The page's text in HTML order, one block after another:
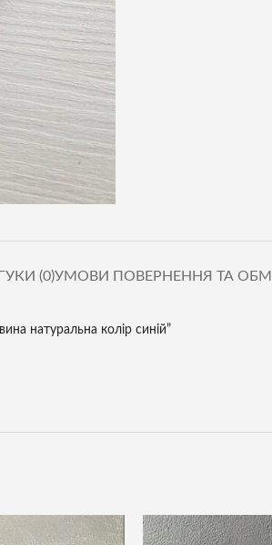
(0)УМОВИ ПОВЕРНЕННЯ ТА
натуральна колір синій”